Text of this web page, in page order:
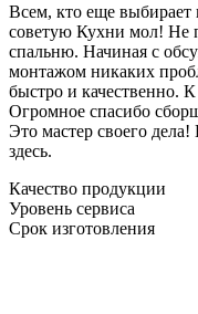
Всем, кто еще выбирает
советую Кухни мол! Не
спальню. Начиная с
монтажом никаких
быстро и качественно.
Огромное спасибо
Это мастер своего дела!
здесь.
Качество продукции
Уровень сервиса
Срок изготовления